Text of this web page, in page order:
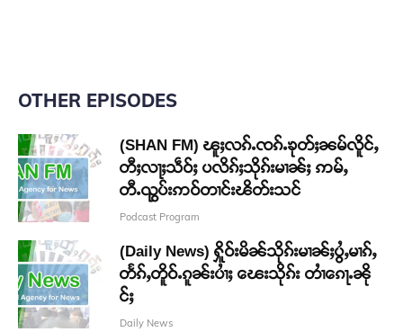
OTHER EPISODES
(SHAN FM) ၽူႈလၵ်ႉၸၵ်ႉၶုတ်ႈၼမ်လိူင်ႇ
တီႈလႃႈသဵဝ်ႈ ပလိၵ်ႈသိုၵ်းမၢၼ်ႈ ဢမ်ႇ
တီႉၺွပ်းဢဝ်တၢင်းၽိတ်းသင်
Podcast Program
(Daily News) ႁိူဝ်းမိၼ်သိုၵ်းမၢၼ်ႈပွႆႇမၢၵ်ႇ
တႅၵ်ႇတိူဝ်ႉၵူၼ်းပၢႆႈ ၽေးသိုၵ်း တၢႆၵေႃႉၼို
င်ႈ
Daily News